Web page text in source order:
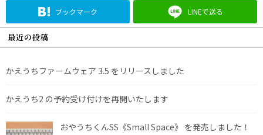
ブックマーク LINEで送る
最近の投稿
かえうちファームウェア 3.5 をリリースしました
かえうち2 の予約受け付けを再開いたします
おやうちくんSS《Small Space》 を発売しました！